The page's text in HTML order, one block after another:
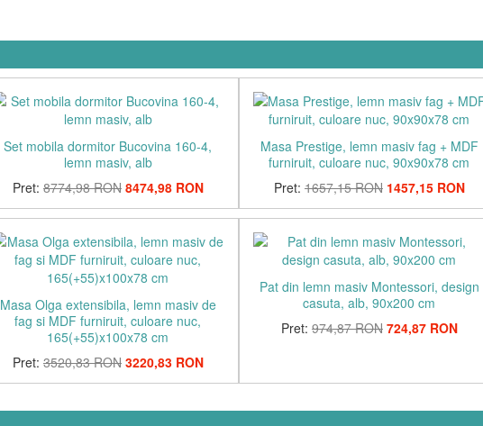
Set mobila dormitor Bucovina 160-4,
lemn masiv, alb
Pret: 8774,98 RON 8474,98 RON
Masa Prestige, lemn masiv fag + MDF
furniruit, culoare nuc, 90x90x78 cm
Pret: 1657,15 RON 1457,15 RON
Masa Olga extensibila, lemn masiv de
fag si MDF furniruit, culoare nuc,
165(+55)x100x78 cm
Pret: 3520,83 RON 3220,83 RON
Pat din lemn masiv Montessori, design
casuta, alb, 90x200 cm
Pret: 974,87 RON 724,87 RON